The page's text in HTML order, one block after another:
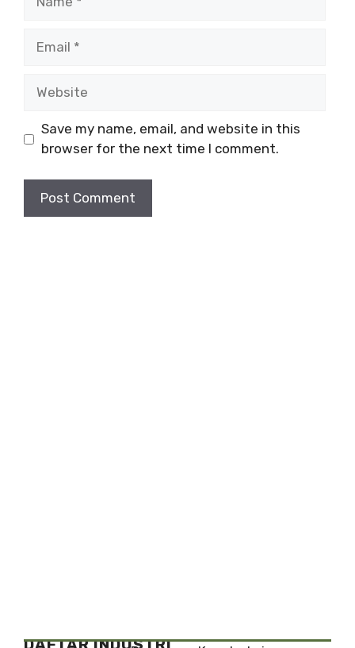
Save my name, email, and website in this
browser for the next time I comment.
DAFTAR INDUSTRI